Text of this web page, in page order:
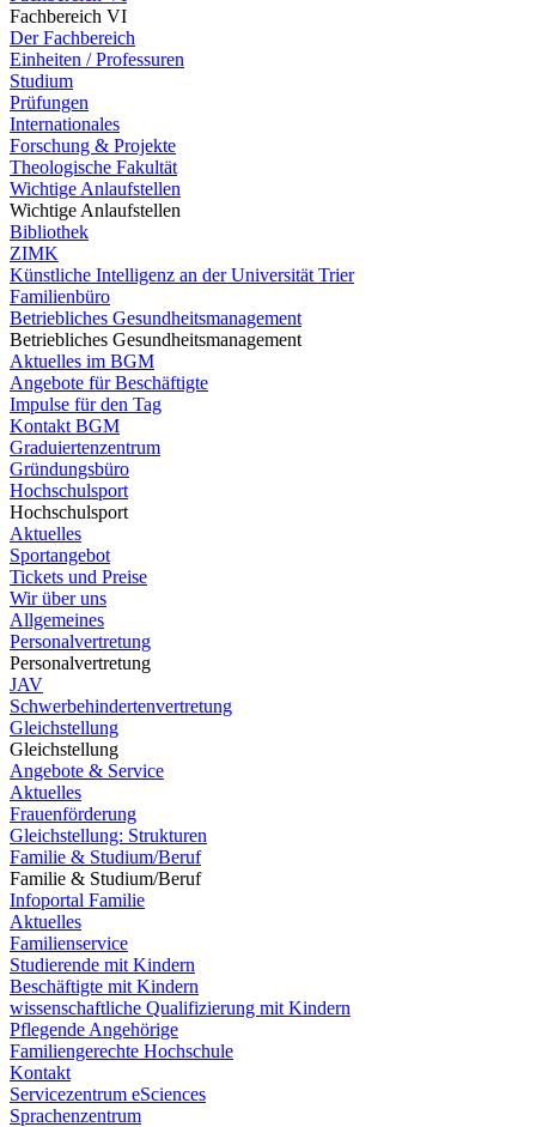
Fachbereich VI
Der Fachbereich
Einheiten / Professuren
Studium
Prüfungen
Internationales
Forschung & Projekte
Theologische Fakultät
Wichtige Anlaufstellen
Wichtige Anlaufstellen
Bibliothek
ZIMK
Künstliche Intelligenz an der Universität Trier
Familienbüro
Betriebliches Gesundheitsmanagement
Betriebliches Gesundheitsmanagement
Aktuelles im BGM
Angebote für Beschäftigte
Impulse für den Tag
Kontakt BGM
Graduiertenzentrum
Gründungsbüro
Hochschulsport
Hochschulsport
Aktuelles
Sportangebot
Tickets und Preise
Wir über uns
Allgemeines
Personalvertretung
Personalvertretung
JAV
Schwerbehindertenvertretung
Gleichstellung
Gleichstellung
Angebote & Service
Aktuelles
Frauenförderung
Gleichstellung: Strukturen
Familie & Studium/Beruf
Familie & Studium/Beruf
Infoportal Familie
Aktuelles
Familienservice
Studierende mit Kindern
Beschäftigte mit Kindern
wissenschaftliche Qualifizierung mit Kindern
Pflegende Angehörige
Familiengerechte Hochschule
Kontakt
Servicezentrum eSciences
Sprachenzentrum